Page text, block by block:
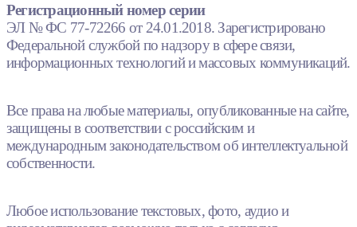
Регистрационный номер серии
ЭЛ № ФС 77-72266 от 24.01.2018. Зарегистрировано
Федеральной службой по надзору в сфере связи,
информационных технологий и массовых коммуникаций.
Все права на любые материалы, опубликованные на сайте,
защищены в соответствии с российским и
международным законодательством об интеллектуальной
собственности.
Любое использование текстовых, фото, аудио и